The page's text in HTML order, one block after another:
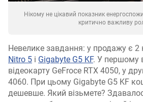
Нікому не цікавий показник
критично важливу
Невелике завдання: у продажу є 2
Nitro 5 і Gigabyte G5 KF. У першому
відеокарту GeFroce RTX 4050, у
4060. При цьому Gigabyte G5 KF
дешевше. Який візьмете?